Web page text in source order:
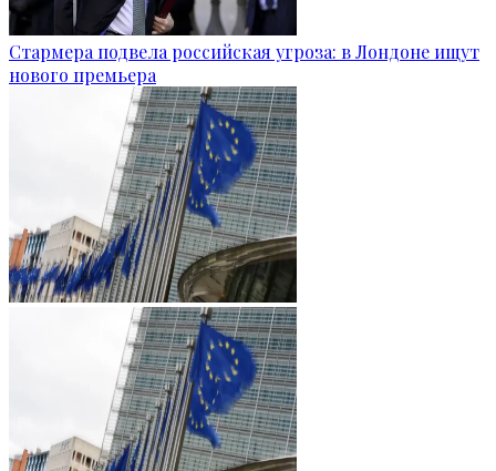
Стармера подвела российская угроза: в Лондоне ищут
нового премьера